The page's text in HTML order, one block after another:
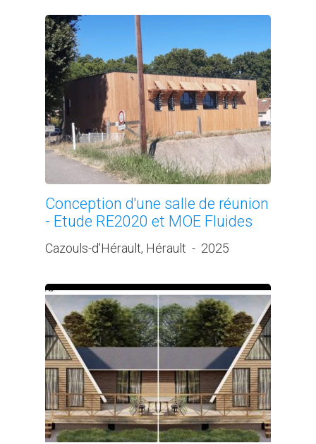
Conception d'une salle de réunion
- Etude RE2020 et MOE Fluides
Cazouls-d'Hérault, Hérault - 2025